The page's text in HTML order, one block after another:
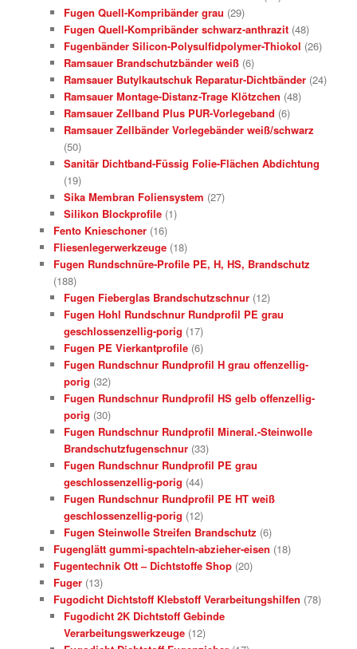
Fugen Quell-Kompribänder grau (29)
Fugen Quell-Kompribänder schwarz-anthrazit (48)
Fugenbänder Silicon-Polysulfidpolymer-Thiokol (26)
Ramsauer Brandschutzbänder weiß (6)
Ramsauer Butylkautschuk Reparatur-Dichtbänder (24)
Ramsauer Montage-Distanz-Trage Klötzchen (48)
Ramsauer Zellband Plus PUR-Vorlegeband (6)
Ramsauer Zellbänder Vorlegebänder weiß/schwarz
(50)
Sanitär Dichtband-Füssig Folie-Flächen Abdichtung
(19)
Sika Membran Foliensystem (27)
Silikon Blockprofile (1)
Fento Knieschoner (16)
Fliesenlegerwerkzeuge (18)
Fugen Rundschnüre-Profile PE, H, HS, Brandschutz
(188)
Fugen Fieberglas Brandschutzschnur (12)
Fugen Hohl Rundschnur Rundprofil PE grau
geschlossenzellig-porig (17)
Fugen PE Vierkantprofile (6)
Fugen Rundschnur Rundprofil H grau offenzellig-
porig (32)
Fugen Rundschnur Rundprofil HS gelb offenzellig-
porig (30)
Fugen Rundschnur Rundprofil Mineral.-Steinwolle
Brandschutzfugenschnur (33)
Fugen Rundschnur Rundprofil PE grau
geschlossenzellig-porig (44)
Fugen Rundschnur Rundprofil PE HT weiß
geschlossenzellig-porig (12)
Fugen Steinwolle Streifen Brandschutz (6)
Fugenglätt gummi-spachteln-abzieher-eisen (18)
Fugentechnik Ott – Dichtstoffe Shop (20)
Fuger (13)
Fugodicht Dichtstoff Klebstoff Verarbeitungshilfen (78)
Fugodicht 2K Dichtstoff Gebinde
Verarbeitungswerkzeuge (12)